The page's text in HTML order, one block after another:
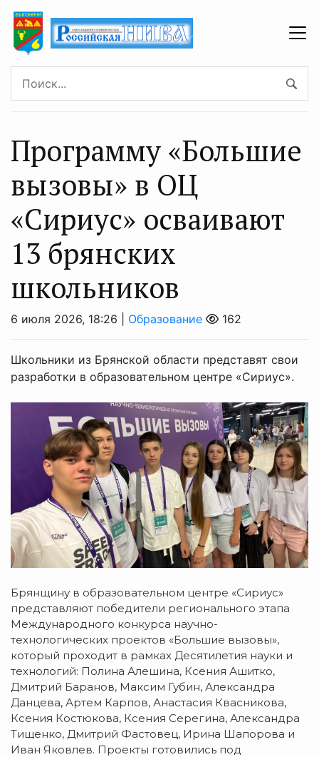
Программу «Большие
вызовы» в ОЦ
«Сириус» осваивают
13 брянских
школьников
6 июля 2026, 18:26 | Образование 162
Школьники из Брянской области представят свои
разработки в образовательном центре «Сириус».
Брянщину в образовательном центре «Сириус»
представляют победители регионального этапа
Международного конкурса научно-
технологических проектов «Большие вызовы»,
который проходит в рамках Десятилетия науки и
технологий: Полина Алешина, Ксения Ашитко,
Дмитрий Баранов, Максим Губин, Александра
Данцева, Артем Карпов, Анастасия Квасникова,
Ксения Костюкова, Ксения Серегина, Александра
Тищенко, Дмитрий Фастовец, Ирина Шапорова и
Иван Яковлев. Проекты готовились под